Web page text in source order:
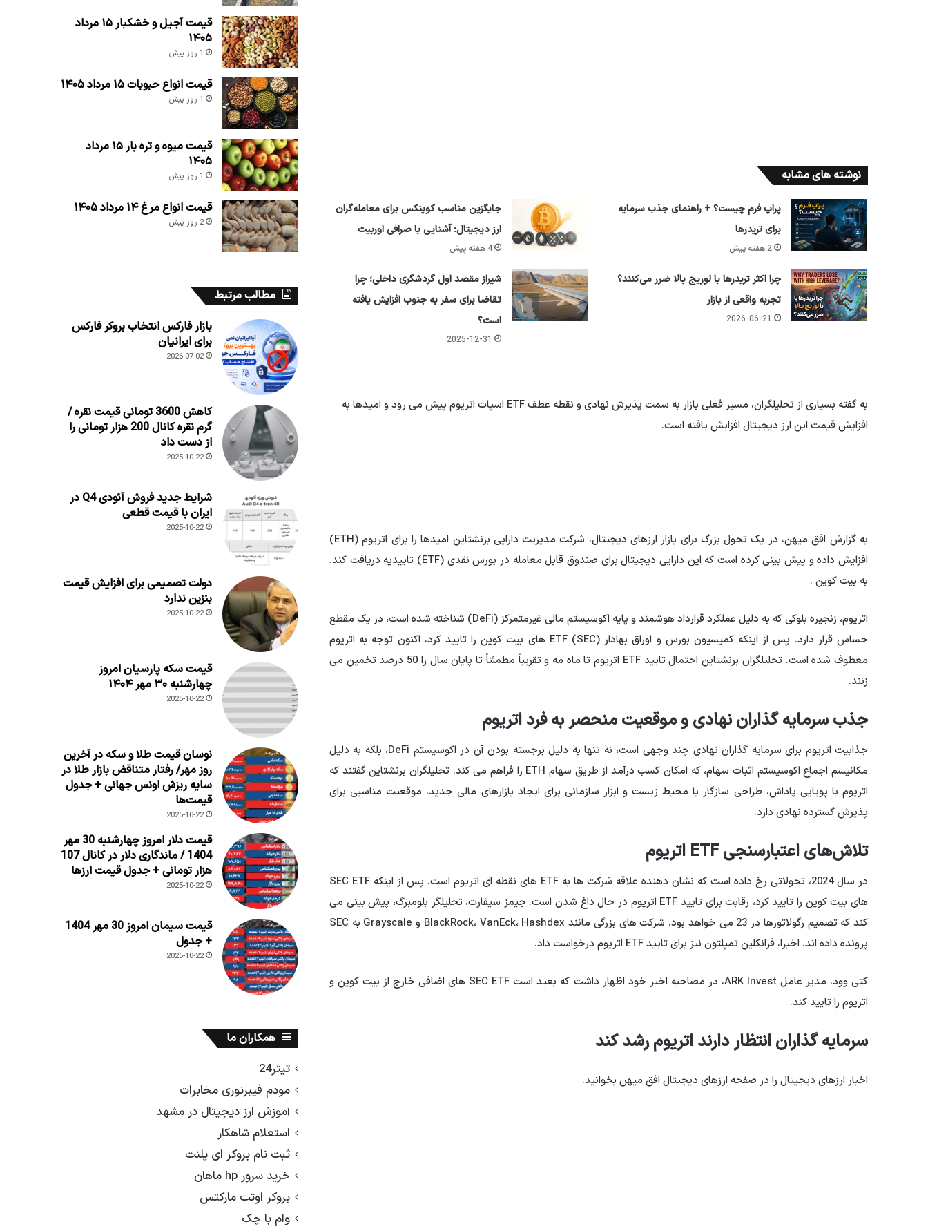
نوشته های مشابه
پراپ فرم چیست؟ + راهنمای جذب سرمایه
برای تریدرها
2 هفته پیش
جایگزین مناسب کوینکس برای معامله‌گران
ارز دیجیتال؛ آشنایی با صرافی اوربیت
4 هفته پیش
چرا اکثر تریدرها با لوریج بالا ضرر می‌کنند؟
تجربه واقعی از بازار
2026-06-21
شیراز مقصد اول گردشگری داخلی؛ چرا
تقاضا برای سفر به جنوب افزایش یافته
است؟
2025-12-31
به گفته بسیاری از تحلیلگران، مسیر فعلی بازار به سمت پذیرش نهادی و نقطه عطف ETF اسپات اتریوم پیش می رود و امیدها به
افزایش قیمت این ارز دیجیتال افزایش یافته است.
به گزارش افق میهن، در یک تحول بزرگ برای بازار ارزهای دیجیتال، شرکت مدیریت دارایی برنشتاین امیدها را برای اتریوم (ETH)
افزایش داده و پیش بینی کرده است که این دارایی دیجیتال برای صندوق قابل معامله در بورس نقدی (ETF) تاییدیه دریافت کند.
به بیت کوین .
اتریوم، زنجیره بلوکی که به دلیل عملکرد قرارداد هوشمند و پایه اکوسیستم مالی غیرمتمرکز (DeFi) شناخته شده است، در یک مقطع
حساس قرار دارد. پس از اینکه کمیسیون بورس و اوراق بهادار (SEC) ETF های بیت کوین را تایید کرد، اکنون توجه به اتریوم
معطوف شده است. تحلیلگران برنشتاین احتمال تایید ETF اتریوم تا ماه مه و تقریباً مطمئناً تا پایان سال را 50 درصد تخمین می
زنند.
جذب سرمایه گذاران نهادی و موقعیت منحصر به فرد اتریوم
جذابیت اتریوم برای سرمایه گذاران نهادی چند وجهی است، نه تنها به دلیل برجسته بودن آن در اکوسیستم DeFi، بلکه به دلیل
مکانیسم اجماع اکوسیستم اثبات سهام، که امکان کسب درآمد از طریق سهام ETH را فراهم می کند. تحلیلگران برنشتاین گفتند که
اتریوم با پویایی پاداش، طراحی سازگار با محیط زیست و ابزار سازمانی برای ایجاد بازارهای مالی جدید، موقعیت مناسبی برای
پذیرش گسترده نهادی دارد.
تلاش‌های اعتبارسنجی ETF اتریوم
در سال 2024، تحولاتی رخ داده است که نشان دهنده علاقه شرکت ها به ETF های نقطه ای اتریوم است. پس از اینکه SEC ETF
های بیت کوین را تایید کرد، رقابت برای تایید ETF اتریوم در حال داغ شدن است. جیمز سیفارت، تحلیلگر بلومبرگ، پیش بینی می
کند که تصمیم رگولاتورها در 23 می خواهد بود. شرکت های بزرگی مانند BlackRock، VanEck، Hashdex و Grayscale به SEC
پرونده داده اند. اخیرا، فرانکلین تمپلتون نیز برای تایید ETF اتریوم درخواست داد.
کتی وود، مدیر عامل ARK Invest، در مصاحبه اخیر خود اظهار داشت که بعید است SEC ETF های اضافی خارج از بیت کوین و
اتریوم را تایید کند.
سرمایه گذاران انتظار دارند اتریوم رشد کند
اخبار ارزهای دیجیتال را در صفحه ارزهای دیجیتال افق میهن بخوانید.
قیمت آجیل و خشکبار ۱۵ مرداد
۱۴۰۵
1 روز پیش
قیمت انواع حبوبات ۱۵ مرداد ۱۴۰۵
1 روز پیش
قیمت میوه و تره بار ۱۵ مرداد
۱۴۰۵
1 روز پیش
قیمت انواع مرغ ۱۴ مرداد ۱۴۰۵
2 روز پیش
مطالب مرتبط
بازار فارکس انتخاب بروکر فارکس
برای ایرانیان
2026-07-02
کاهش 3600 تومانی قیمت نقره /
گرم نقره کانال 200 هزار تومانی را
از دست داد
2025-10-22
شرایط جدید فروش آئودی Q4 در
ایران با قیمت قطعی
2025-10-22
دولت تصمیمی برای افزایش قیمت
بنزین ندارد
2025-10-22
قیمت سکه پارسیان امروز
چهارشنبه ۳۰ مهر ۱۴۰۴
2025-10-22
نوسان قیمت طلا و سکه در آخرین
روز مهر/ رفتار متناقض بازار طلا در
سایه ریزش اونس جهانی + جدول
قیمت‌ها
2025-10-22
قیمت دلار امروز چهارشنبه 30 مهر
1404 / ماندگاری دلار در کانال 107
هزار تومانی + جدول قیمت ارزها
2025-10-22
قیمت سیمان امروز 30 مهر 1404
+ جدول
2025-10-22
همکاران ما
تیتر24
مودم فیبرنوری مخابرات
آموزش ارز دیجیتال در مشهد
استعلام شاهکار
ثبت نام بروکر ای پلنت
خرید سرور hp ماهان
بروکر اوتت مارکتس
وام با چک